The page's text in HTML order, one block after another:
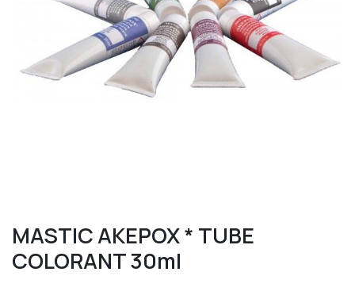
MASTIC AKEPOX * TUBE
COLORANT 30ml